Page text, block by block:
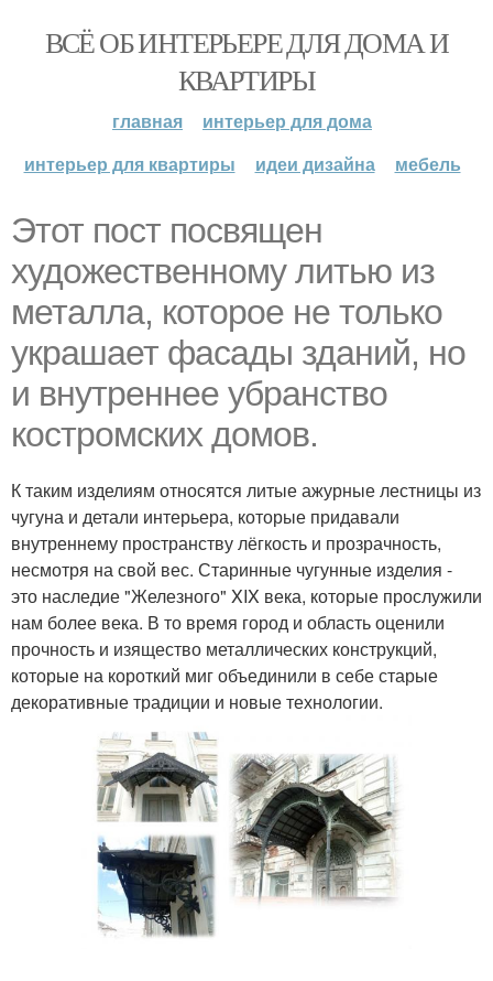
ВСЁ ОБ ИНТЕРЬЕРЕ ДЛЯ ДОМА И
КВАРТИРЫ
главная
интерьер для дома
интерьер для квартиры
идеи дизайна мебель
Этот пост посвящен
художественному литью из
металла, которое не только
украшает фасады зданий, но
и внутреннее убранство
костромских домов.
К таким изделиям относятся литые ажурные лестницы из
чугуна и детали интерьера, которые придавали
внутреннему пространству лёгкость и прозрачность,
несмотря на свой вес. Старинные чугунные изделия -
это наследие "Железного" XIX века, которые прослужили
нам более века. В то время город и область оценили
прочность и изящество металлических конструкций,
которые на короткий миг объединили в себе старые
декоративные традиции и новые технологии.